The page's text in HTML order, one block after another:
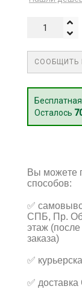
СООБЩИТЬ
Осталось
Вы можете
способов:
✅
СПБ, Пр.
этаж
заказа)
✅
✅